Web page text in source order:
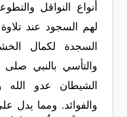
أنواع النواقل
لهم السجود عند
السجدة لكمال
والتأسي بالنبي
الشيطان عدو
والفوائد. ومما يدل